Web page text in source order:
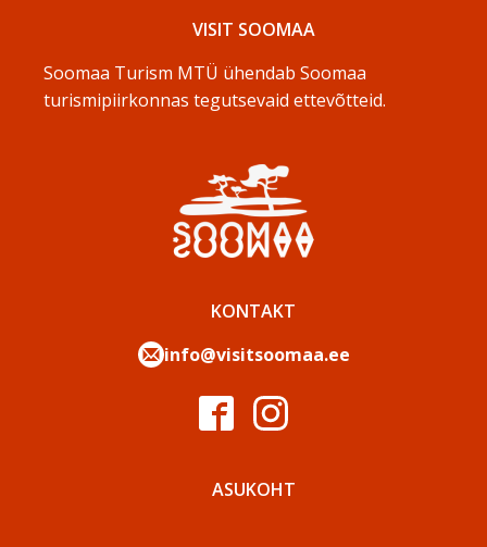
VISIT SOOMAA
Soomaa Turism MTÜ ühendab Soomaa
turismipiirkonnas tegutsevaid ettevõtteid.
KONTAKT
info@visitsoomaa.ee
ASUKOHT